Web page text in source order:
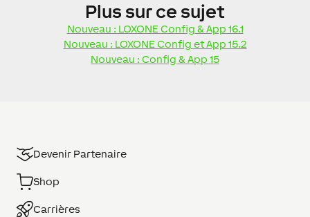
Plus sur ce sujet
Nouveau : LOXONE Config & App 16.1
Nouveau : LOXONE Config et App 15.2
Nouveau : Config & App 15
Devenir Partenaire
Shop
Carrières